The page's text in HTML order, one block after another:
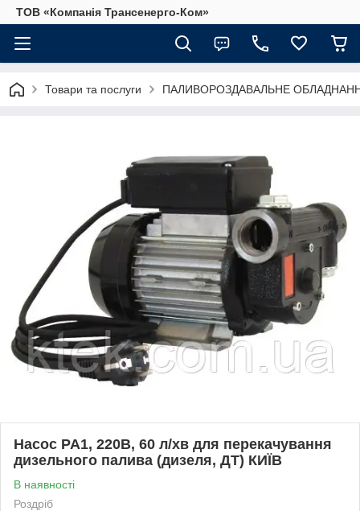
ТОВ «Компанія Трансенерго-Ком»
Товари та послуги ПАЛИВОРОЗДАВАЛЬНЕ
Насос PA1, 220В, 60 л/хв для перекачування
дизельного палива (дизеля, ДТ) КИЇВ
В наявності
Роздріб